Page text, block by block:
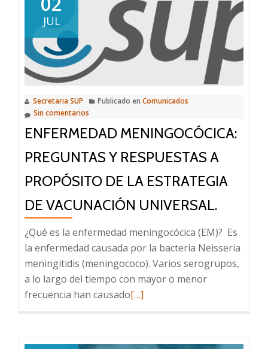
en
niños,
y
JUL
Secretaria SUP Publicado en Comunicados
Sin comentarios
ENFERMEDAD MENINGOCÓCICA:
PREGUNTAS Y RESPUESTAS A
PROPÓSITO DE LA ESTRATEGIA
DE VACUNACIÓN UNIVERSAL.
¿Qué es la enfermedad meningocócica (EM)? Es
la enfermedad causada por la bacteria Neisseria
meningitidis (meningococo). Varios serogrupos,
a lo largo del tiempo con mayor o menor
frecuencia han causadoLeer
[…]